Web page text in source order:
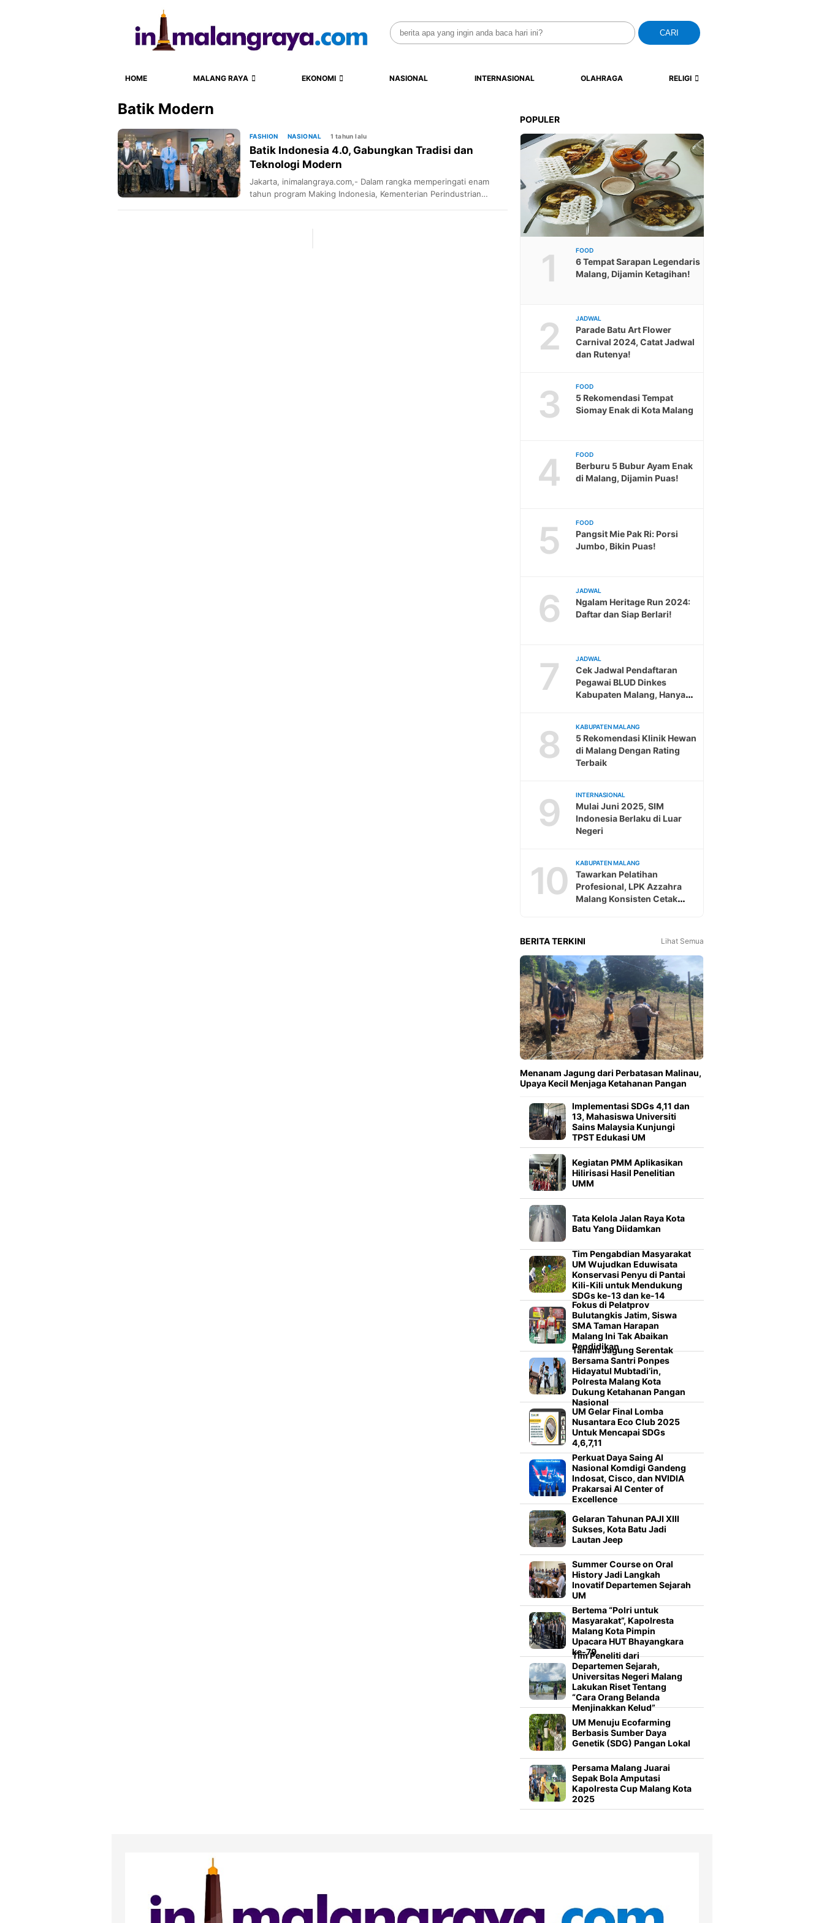
Search
for:
CARI
HOME MALANG RAYA EKONOMI NASIONAL INTERNASIONAL OLAHRAGA RELIGI
Batik Modern
FASHION NASIONAL 1 tahun lalu
Batik Indonesia 4.0, Gabungkan Tradisi dan
Teknologi Modern
Jakarta, inimalangraya.com,- Dalam rangka memperingati enam
tahun program Making Indonesia, Kementerian Perindustrian
POPULER
1 FOOD
6 Tempat Sarapan Legendaris
Malang, Dijamin Ketagihan!
2 JADWAL
Parade Batu Art Flower
Carnival 2024, Catat Jadwal
dan Rutenya!
3 FOOD
5 Rekomendasi Tempat
Siomay Enak di Kota Malang
4 FOOD
Berburu 5 Bubur Ayam Enak
di Malang, Dijamin Puas!
5 FOOD
Pangsit Mie Pak Ri: Porsi
Jumbo, Bikin Puas!
6 JADWAL
Ngalam Heritage Run 2024:
Daftar dan Siap Berlari!
7 JADWAL
Cek Jadwal Pendaftaran
Pegawai BLUD Dinkes
Kabupaten Malang, Hanya
8 KABUPATEN MALANG
5 Rekomendasi Klinik Hewan
di Malang Dengan Rating
Terbaik
9 INTERNASIONAL
Mulai Juni 2025, SIM
Indonesia Berlaku di Luar
Negeri
10 KABUPATEN MALANG
Tawarkan Pelatihan
Profesional, LPK Azzahra
Malang Konsisten Cetak
BERITA TERKINI Lihat Semua
Menanam Jagung dari Perbatasan Malinau,
Upaya Kecil Menjaga Ketahanan Pangan
Implementasi SDGs 4,11 dan
13, Mahasiswa Universiti
Sains Malaysia Kunjungi
TPST Edukasi UM
Kegiatan PMM Aplikasikan
Hilirisasi Hasil Penelitian
UMM
Tata Kelola Jalan Raya Kota
Batu Yang Diidamkan
Tim Pengabdian Masyarakat
UM Wujudkan Eduwisata
Konservasi Penyu di Pantai
Kili-Kili untuk Mendukung
SDGs ke-13 dan ke-14
Fokus di Pelatprov
Bulutangkis Jatim, Siswa
SMA Taman Harapan
Malang Ini Tak Abaikan
Pendidikan
Tanam Jagung Serentak
Bersama Santri Ponpes
Hidayatul Mubtadi’in,
Polresta Malang Kota
Dukung Ketahanan Pangan
Nasional
UM Gelar Final Lomba
Nusantara Eco Club 2025
Untuk Mencapai SDGs
4,6,7,11
Perkuat Daya Saing AI
Nasional Komdigi Gandeng
Indosat, Cisco, dan NVIDIA
Prakarsai AI Center of
Excellence
Gelaran Tahunan PAJI XIII
Sukses, Kota Batu Jadi
Lautan Jeep
Summer Course on Oral
History Jadi Langkah
Inovatif Departemen Sejarah
UM
Bertema “Polri untuk
Masyarakat”, Kapolresta
Malang Kota Pimpin
Upacara HUT Bhayangkara
ke-79
Tim Peneliti dari
Departemen Sejarah,
Universitas Negeri Malang
Lakukan Riset Tentang
“Cara Orang Belanda
Menjinakkan Kelud”
UM Menuju Ecofarming
Berbasis Sumber Daya
Genetik (SDG) Pangan Lokal
Persama Malang Juarai
Sepak Bola Amputasi
Kapolresta Cup Malang Kota
2025